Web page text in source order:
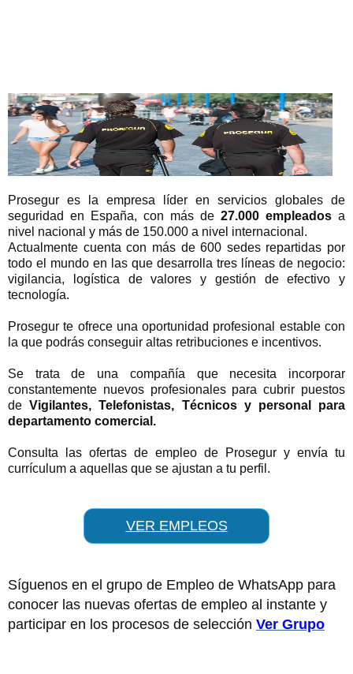
Prosegur es la empresa líder en servicios globales de
seguridad en España, con más de 27.000 empleados a
nivel nacional y más de 150.000 a nivel internacional.
Actualmente cuenta con más de 600 sedes repartidas por
todo el mundo en las que desarrolla tres líneas de negocio:
vigilancia, logística de valores y gestión de efectivo y
tecnología.
Prosegur te ofrece una oportunidad profesional estable con
la que podrás conseguir altas retribuciones e incentivos.
Se trata de una compañía que necesita incorporar
constantemente nuevos profesionales para cubrir puestos
deVigilantes, Telefonistas, Técnicos y personal para
departamento comercial.
Consulta las ofertas de empleo de Prosegur y envía tu
currículum a aquellas que se ajustan a tu perfil.
VER EMPLEOS
Síguenos en el grupo de Empleo de WhatsApp para
conocer las nuevas ofertas de empleo al instante y
participar en los procesos de selección Ver Grupo